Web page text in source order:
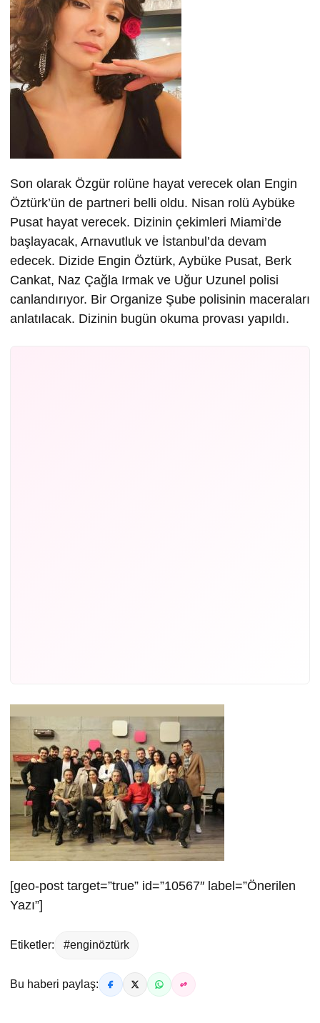
Son olarak Özgür rolüne hayat verecek olan Engin
Öztürk’ün de partneri belli oldu. Nisan rolü Aybüke
Pusat hayat verecek. Dizinin çekimleri Miami’de
başlayacak, Arnavutluk ve İstanbul’da devam
edecek. Dizide Engin Öztürk, Aybüke Pusat, Berk
Cankat, Naz Çağla Irmak ve Uğur Uzunel polisi
canlandırıyor. Bir Organize Şube polisinin maceraları
anlatılacak. Dizinin bugün okuma provası yapıldı.
[geo-post target=”true” id=”10567″ label=”Önerilen
Yazı”]
Etiketler: #enginöztürk
Bu haberi paylaş: